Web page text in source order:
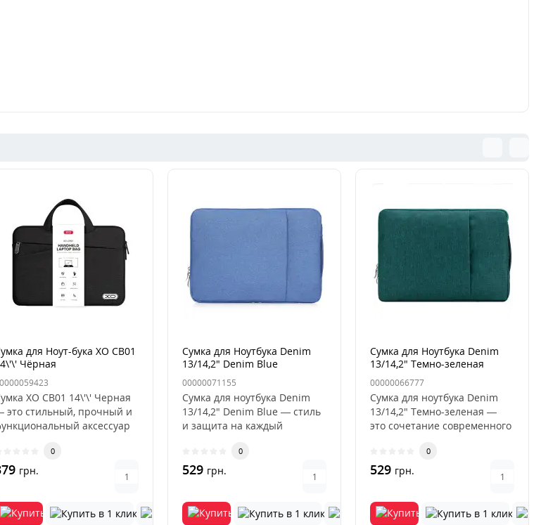
для Ноут-бука XO CB01
Чёрная
XO CB01 14\'\' Черная
это стильный, прочный и
аксессуар
0
грн.
Сумка для Ноутбука Denim
13/14,2" Denim Blue
00000071155
Сумка для ноутбука Denim
13/14,2" Denim Blue — стиль
и защита на каждый
0
529 грн.
Сумка для Ноутбука Denim
13/14,2" Темно-зеленая
00000066777
Сумка для ноутбука Denim
13/14,2" Темно-зеленая —
это сочетание современного
0
529 грн.